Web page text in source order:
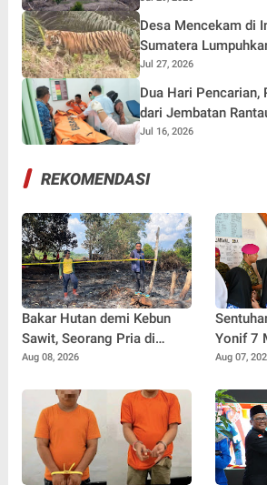
Desa Mencekam di
Sumatera
Dialihkan Online
Jul 27, 2026
Dua Hari Pencarian,
dari Jembatan
Ditemukan
Jul 16, 2026
REKOMENDASI
Bakar Hutan demi Kebun
Sawit, Seorang Pria di
Pelalawan Ditangkap Polisi
Aug 08, 2026
Yonif 7
Anak-
Aug 07,